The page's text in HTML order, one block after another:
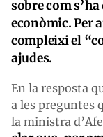
sobre com
econòmic. Per
compleixi el
ajudes.
En la resposta
a les preguntes
la ministra